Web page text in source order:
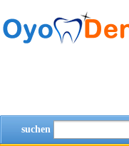
suchen